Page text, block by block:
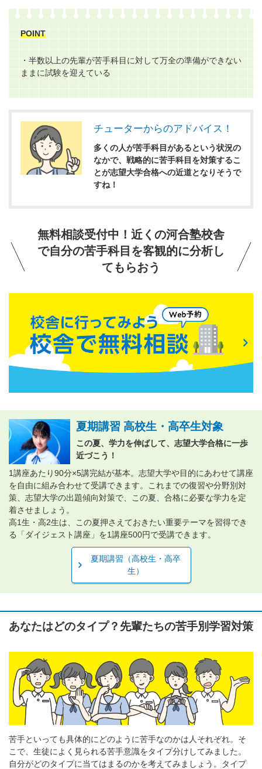
POINT
・半数以上の先輩が苦手科目に対して万全の準備ができない
ままに試験を迎えている
チューターからのアドバイス！
多くの人が苦手科目があるという状況の
なかで、戦略的に苦手科目を対策するこ
とが志望大学合格への近道となりそうで
すね！
無料相談受付中！近くの河合塾校舎
で自分の苦手科目を客観的に分析し
てもらおう
夏期講習 高校生・高卒生対象
この夏、学力を伸ばして、志望大学合格に一歩
近づこう！
1講座あたり90分×5講完結が基本。志望大学や目的にあわせて講座
を自由に組み合わせて受講できます。これまでの復習や分野別対
策、志望大学の出題傾向対策で、この夏、合格に必要な学力を定
着させましょう。
高1生・高2生は、この夏押さえておきたい重要テーマを習得でき
る「ダイジェスト講座」を1講座500円で受講できます。
夏期講習（高校生・高卒
生）
あなたはどのタイプ？先輩たちの苦手別学習対策
苦手といっても具体的にどのように苦手なのかは人それぞれ。そ
こで、生徒によく見られる苦手意識をタイプ分けしてみました。
自分がどのタイプに当てはまるのかを考えてみましょう。タイプ